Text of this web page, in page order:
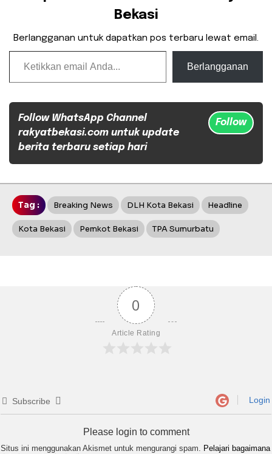
Bekasi
Berlangganan untuk dapatkan pos terbaru lewat email.
Ketikkan email Anda...
Berlangganan
Follow WhatsApp Channel
rakyatbekasi.com untuk update
berita terbaru setiap hari
Follow
Tag : Breaking News DLH Kota Bekasi Headline
Kota Bekasi Pemkot Bekasi TPA Sumurbatu
0
Article Rating
Subscribe Login
Please login to comment
Situs ini menggunakan Akismet untuk mengurangi spam. Pelajari bagaimana